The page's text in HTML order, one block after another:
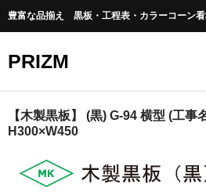
豊富な品揃え 黒板・工程表・カラーコーン
PRIZM
HOME
お支払い・送料
【木製黒板】 (黒) G-94 横型 (工事
H300×W450